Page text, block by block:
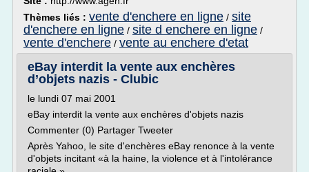
Thèmes liés : vente d'enchere en ligne / site
d'enchere en ligne / site d enchere en ligne /
vente d'enchere / vente au enchere d'etat
eBay interdit la vente aux enchères
d’objets nazis - Clubic
le lundi 07 mai 2001
eBay interdit la vente aux enchères d'objets nazis
Commenter (0) Partager Tweeter
Après Yahoo, le site d'enchères eBay renonce à la vente
d'objets incitant «à la haine, la violence et à l'intolérance